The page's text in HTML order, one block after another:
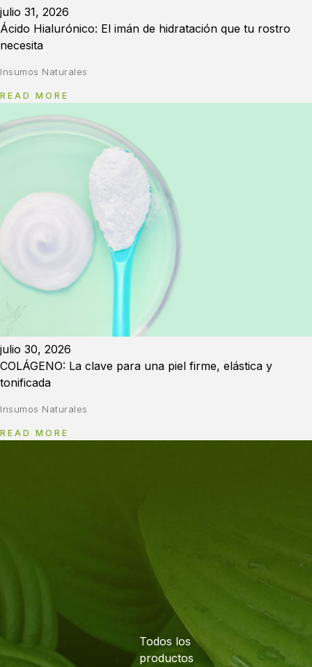
julio 31, 2026
Ácido Hialurónico: El imán de hidratación que tu rostro
necesita
Insumos Naturales
READ MORE
julio 30, 2026
COLÁGENO: La clave para una piel firme, elástica y
tonificada
Insumos Naturales
READ MORE
Todos los
productos